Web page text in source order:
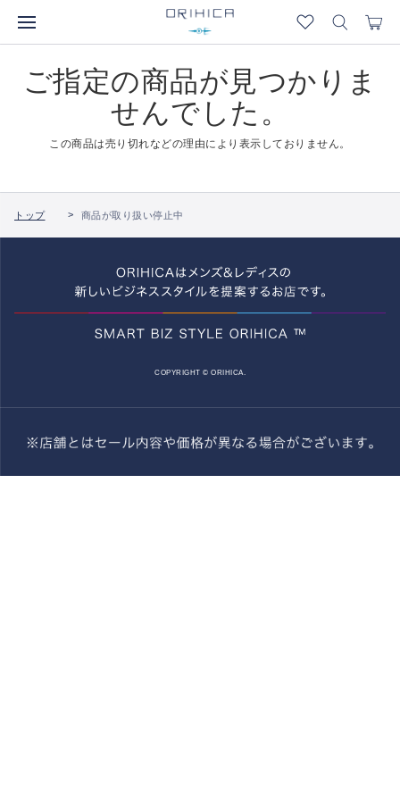
ご指定の商品が見つかりま
せんでした。
この商品は売り切れなどの理由により表示しておりません。
トップ 商品が取り扱い停止中
COPYRIGHT © ORIHICA.